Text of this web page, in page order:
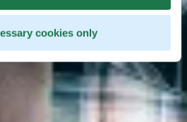
cookies only